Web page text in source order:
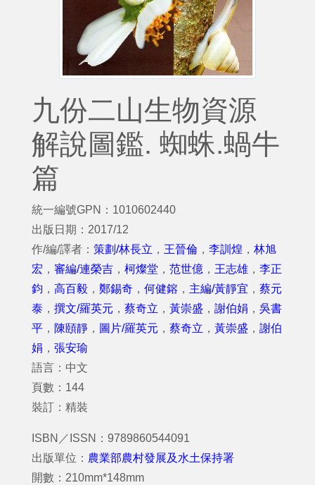
九份二山生物資源
解說圖鑑. 蜘蛛.蝸牛
篇
統一編號GPN：1010602440
出版日期：2017/12
作/編/譯者： 策劃/林長立 ， 王晉倫 ， 李訓煌 ， 林旭
宏 ， 審編/連榮吉 ， 柯燦堂 ， 范世億 ， 王志雄 ， 李正
鈞 ， 高百毅 ， 鄭錫奇 ， 何健鎔 ， 主編/黃靜宜 ， 蔡元
泰 ， 撰文/羅英元 ， 蔡奇立 ， 黃崇盛 ， 謝伯娟 ， 吳書
平 ， 陳頤靜 ， 圖片/羅英元 ， 蔡奇立 ， 黃崇盛 ， 謝伯
娟 ， 張安瑜
語言：中文
頁數：144
裝訂：精裝
ISBN／ISSN：9789860544091
出版單位： 農業部農村發展及水土保持署
開數：210mm*148mm